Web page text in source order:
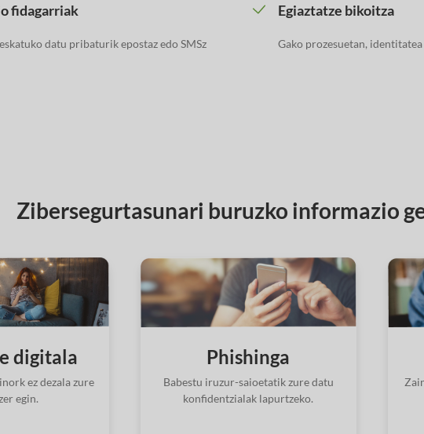
fidagarriak
datu pribaturik epostaz edo SMSz
Egiaztatze bikoitza
Gako prozesuetan,
Zibersegurtasunari buruzko informazio
digitala
ez dezala zure
egin.
Phishinga
Babestu iruzur-saioetatik zure datu
konfidentzialak lapurtzeko.